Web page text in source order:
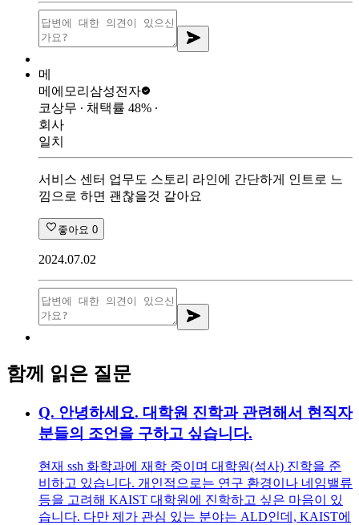
메
메에모리 삼성전자
코상무 ∙ 채택률 48% ∙
회사
일치
서비스 센터 업무도 스토리 라인에 간단하게 인트로 느
낌으로 하면 괜찮을것 같아요
좋아요 0
2024.07.02
함께 읽은 질문
Q. 안녕하세요. 대학원 진학과 관련해서 현직자
분들의 조언을 구하고 싶습니다.
현재 ssh 화학과에 재학 중이며 대학원(석사) 진학을 준
비하고 있습니다. 개인적으로는 연구 환경이나 네임밸류
등을 고려해 KAIST 대학원에 진학하고 싶은 마음이 있
습니다. 다만 제가 관심 있는 분야는 ALD인데, KAIST에